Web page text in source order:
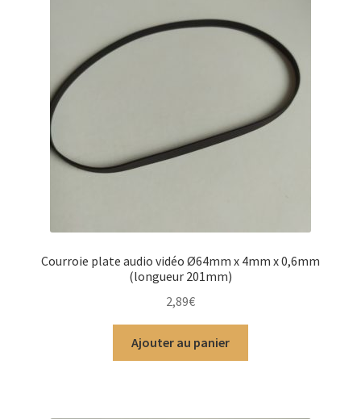
Courroie plate audio vidéo Ø64mm x 4mm x 0,6mm
(longueur 201mm)
2,89€
Ajouter au panier